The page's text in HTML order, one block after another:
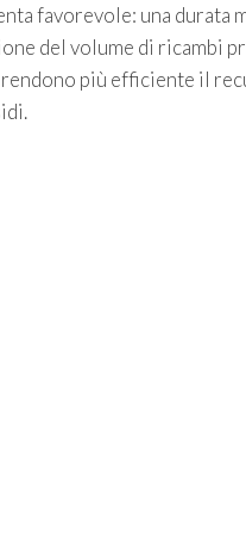
favorevole: una durata
del volume di ricambi
più efficiente il